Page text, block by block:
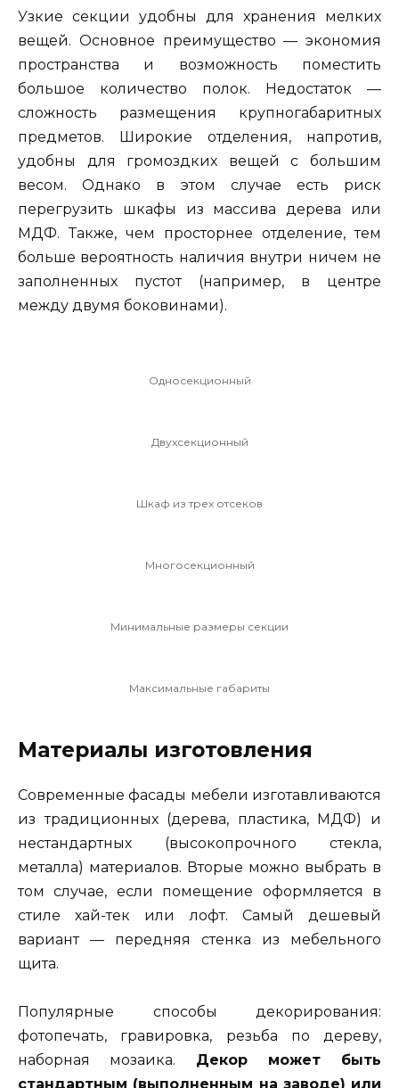
Узкие секции удобны для хранения мелких
вещей. Основное преимущество — экономия
пространства и возможность поместить
большое количество полок. Недостаток —
сложность размещения крупногабаритных
предметов. Широкие отделения, напротив,
удобны для громоздких вещей с большим
весом. Однако в этом случае есть риск
перегрузить шкафы из массива дерева или
МДФ. Также, чем просторнее отделение, тем
больше вероятность наличия внутри ничем не
заполненных пустот (например, в центре
между двумя боковинами).
Односекционный
Двухсекционный
Шкаф из трех отсеков
Многосекционный
Минимальные размеры секции
Максимальные габариты
Материалы изготовления
Современные фасады мебели изготавливаются
из традиционных (дерева, пластика, МДФ) и
нестандартных (высокопрочного стекла,
металла) материалов. Вторые можно выбрать в
том случае, если помещение оформляется в
стиле хай-тек или лофт. Самый дешевый
вариант — передняя стенка из мебельного
щита.
Популярные способы декорирования:
фотопечать, гравировка, резьба по дереву,
наборная мозаика. Декор может быть
стандартным (выполненным на заводе) или